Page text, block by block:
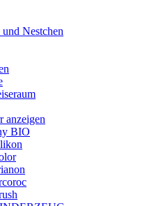
Nestchen
anzeigen
BIO